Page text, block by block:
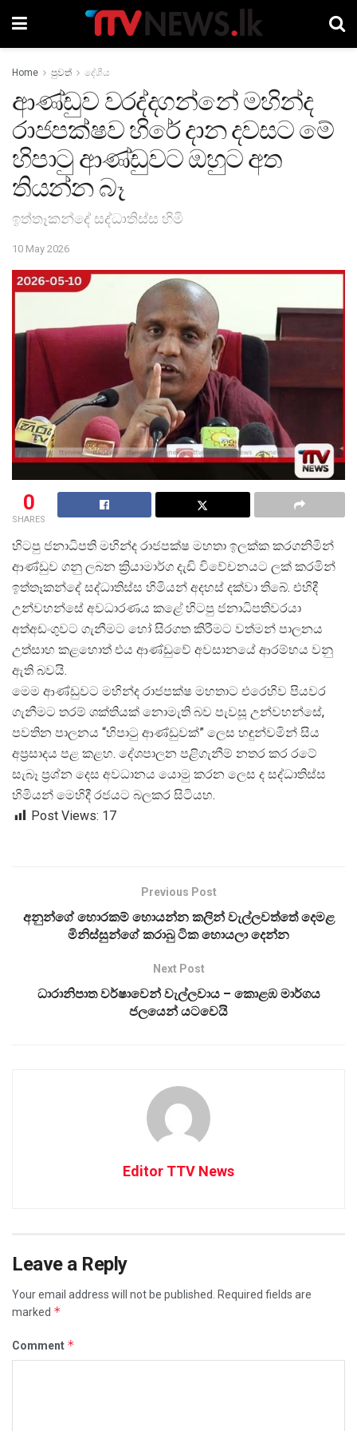
Home පුවත් දේශීය
ආණ්ඩුව වරද්දගන්නේ මහින්ද
රාජපක්ෂව හිරේ දාන දවසට මේ
හිපාටු ආණ්ඩුවට ඔහුට අත
තියන්න බෑ
ඉත්තෑකන්දේ සද්ධාතිස්ස හිමි
10 May 2026
0
SHARES
හිටපු ජනාධිපති මහින්ද රාජපක්ෂ මහතා ඉලක්ක කරගනිමින්
ආණ්ඩුව ගනු ලබන ක්රියාමාර්ග දැඩි විවේචනයට ලක් කරමින්
ඉත්තෑකන්දේ සද්ධාතිස්ස හිමියන් අදහස් දක්වා තිබේ. එහිදී
උන්වහන්සේ අවධාරණය කළේ හිටපු ජනාධිපතිවරයා
අත්අඩංගුවට ගැනීමට හෝ සිරගත කිරීමට වත්මන් පාලනය
උත්සාහ කළහොත් එය ආණ්ඩුවේ අවසානයේ ආරම්භය වනු
ඇති බවයි.
මෙම ආණ්ඩුවට මහින්ද රාජපක්ෂ මහතාට එරෙහිව පියවර
ගැනීමට තරම් ශක්තියක් නොමැති බව පැවසූ උන්වහන්සේ,
පවතින පාලනය “හිපාටු ආණ්ඩුවක්” ලෙස හඳුන්වමින් සිය
අප්රසාදය පළ කළහ. දේශපාලන පළිගැනීම් නතර කර රටේ
සැබෑ ප්රශ්න දෙස අවධානය යොමු කරන ලෙස ද සද්ධාතිස්ස
හිමියන් මෙහිදී රජයට බලකර සිටියහ.
Post Views: 17
Previous Post
අනුන්ගේ හොරකම් හොයන්න කලින් වැල්ලවත්තේ දෙමළ
මිනිස්සුන්ගේ කරාබු ටික හොයලා දෙන්න
Next Post
ධාරානිපාත වර්ෂාවෙන් වැල්ලවාය – කොළඹ මාර්ගය
ජලයෙන් යටවෙයි
Editor TTV News
Leave a Reply
Your email address will not be published.
Required fields are
marked *
Comment *